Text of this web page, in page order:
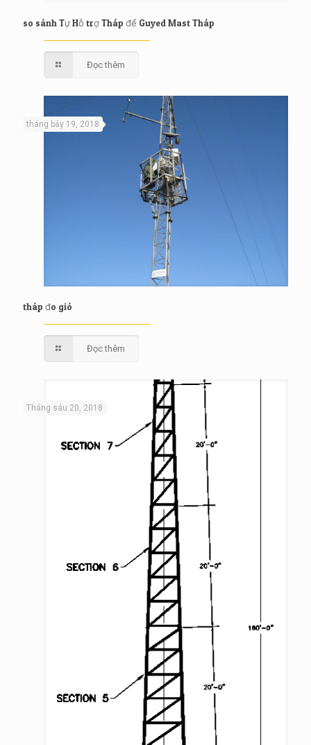
so sánh Tự Hỗ trợ Tháp để Guyed Mast Tháp
Đọc thêm
tháng bảy 19, 2018
tháp đo gió
Đọc thêm
Tháng sáu 20, 2018